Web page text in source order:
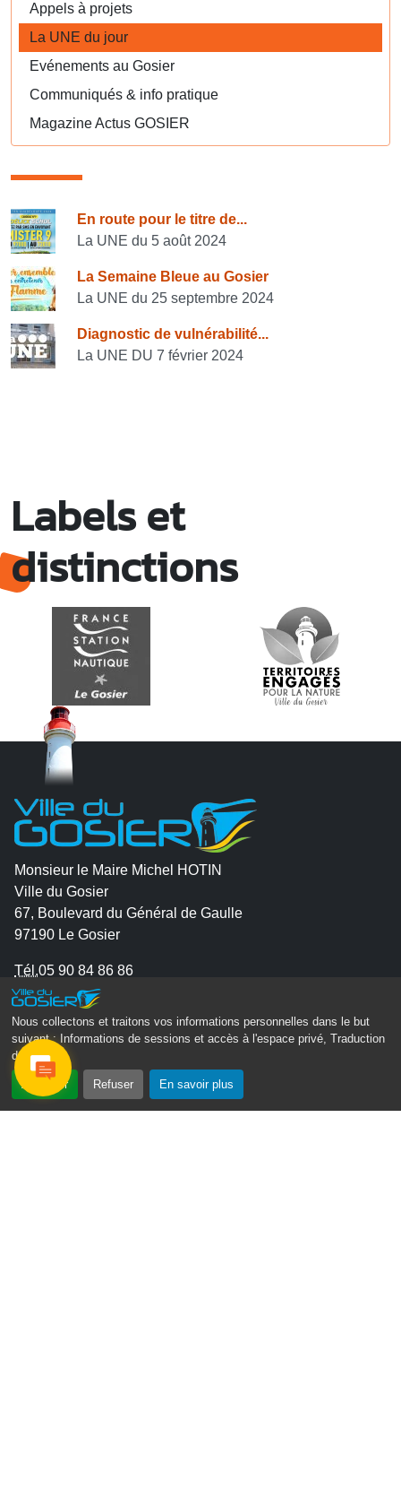
Nous collectons et traitons vos informations personnelles dans le but
suivant :
Informations de sessions et accès à l'espace privé, Traduction
des pages .
Accepter Refuser En savoir plus
Appels à projets
La UNE du jour
Evénements au Gosier
Communiqués & info pratique
Magazine Actus GOSIER
Consulter également
En route pour le titre de...
La UNE du 5 août 2024
La Semaine Bleue au Gosier
La UNE du 25 septembre 2024
Diagnostic de vulnérabilité...
La UNE DU 7 février 2024
Labels et
distinctions
Monsieur le Maire Michel HOTIN
Ville du Gosier
67, Boulevard du Général de Gaulle
97190 Le Gosier
Tél.05 90 84 86 86
Envoyer un email
Contacter la P.R.A.D.A
Contactez le délégué à la protection des données
personnelles - D.P.O